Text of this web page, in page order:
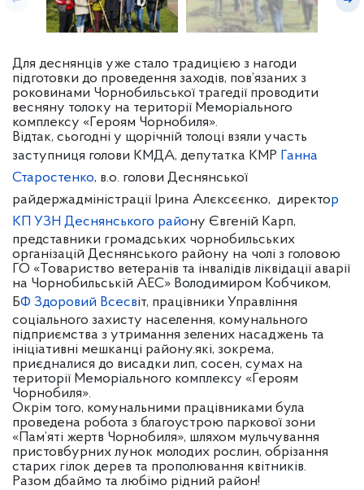
Для деснянців уже стало традицією з нагоди
підготовки до проведення заходів, пов’язаних з
роковинами Чорнобильської трагедії проводити
весняну толоку на території Меморіального
комплексу «Героям Чорнобиля».
Відтак, сьогодні у щорічній толоці взяли участь
заступниця голови КМДА, депутатка КМР Ганна
Старостенко, в.о. голови Деснянської
райдержадміністрації Ірина Алєксєєнко, директор
КП УЗН Деснянського району Євгеній Карп,
представники громадських чорнобильських
організацій Деснянського району на чолі з головою
ГО «Товариство ветеранів та інвалідів ліквідації аварії
на Чорнобильській АЕС» Володимиром Кобчиком,
БФ Здоровий Всесвіт, працівники Управління
соціального захисту населення, комунального
підприємства з утримання зелених насаджень та
ініціативні мешканці району.які, зокрема,
приєдналися до висадки лип, сосен, сумах на
території Меморіального комплексу «Героям
Чорнобиля».
Окрім того, комунальними працівниками була
проведена робота з благоустрою паркової зони
«Пам’яті жертв Чорнобиля», шляхом мульчування
пристовбурних лунок молодих рослин, обрізання
старих гілок дерев та прополювання квітників.
Разом дбаймо та любімо рідний район!